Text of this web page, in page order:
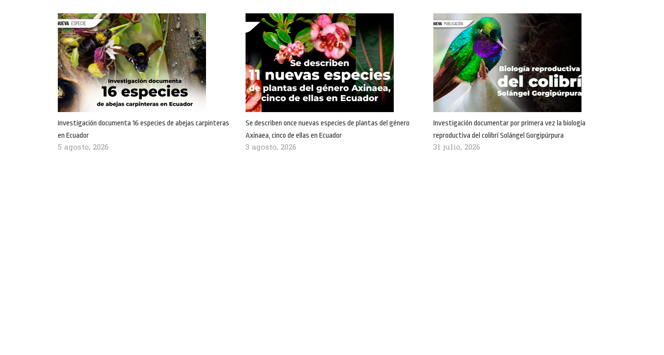
Investigación documenta 16 especies de abejas carpinteras
en Ecuador
5 agosto, 2026
Se describen once nuevas especies de plantas del género
Axinaea, cinco de ellas en Ecuador
3 agosto, 2026
Investigación documentar por primera vez la biología
reproductiva del colibrí Solángel Gorgipúrpura
31 julio, 2026